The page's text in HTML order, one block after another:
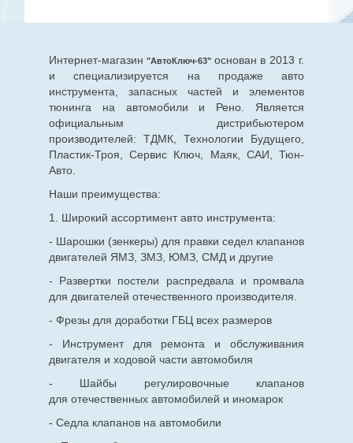
Интернет-магазин "АвтоКлюч-63" основан в 2013 г.
и специализируется на продаже авто
инструмента, запасных частей и элементов
тюнинга на автомобили и Рено. Является
официальным дистрибьютером
производителей: ТДМК, Технологии Будущего,
Пластик-Троя, Сервис Ключ, Маяк, САИ, Тюн-
Авто.
Наши преимущества:
1. Широкий ассортимент авто инструмента:
- Шарошки (зенкеры) для правки седел клапанов
двигателей ЯМЗ, ЗМЗ, ЮМЗ, СМД и другие
- Развертки постели распредвала и промвала
для двигателей отечественного производителя.
- Фрезы для доработки ГБЦ всех размеров
- Инструмент для ремонта и обслуживания
двигателя и ходовой части автомобиля
- Шайбы регулировочные клапанов
для отечественныхавтомобилей и иномарок
- Седла клапанов на автомобили